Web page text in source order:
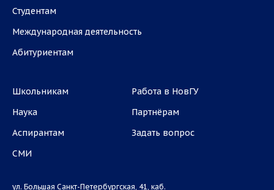
Студентам
Международная деятельность
Абитуриентам
Школьникам
Наука
Аспирантам
СМИ
Работа в НовГУ
Партнёрам
Задать вопрос
ул. Большая Санкт-Петербургская, 41, каб.